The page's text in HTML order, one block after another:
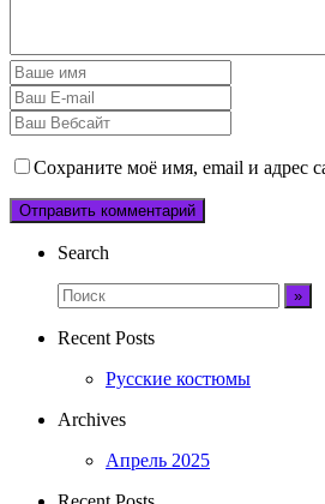
Сохраните моё имя, email и адрес
Search
Recent Posts
Русские костюмы
Archives
Апрель 2025